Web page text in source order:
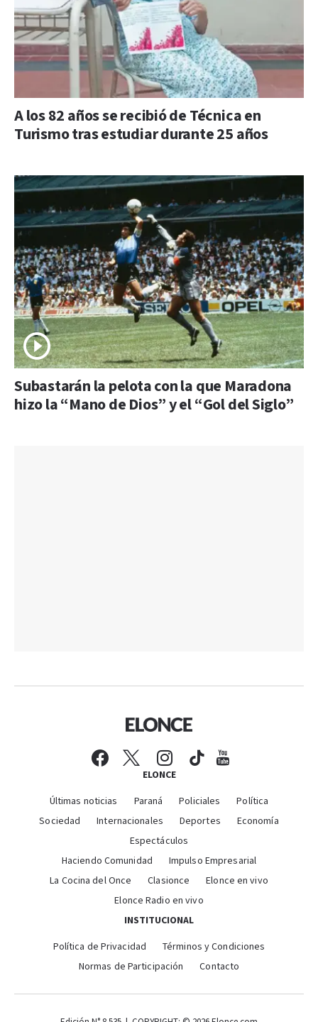
A los 82 años se recibió de Técnica en
Turismo tras estudiar durante 25 años
Subastarán la pelota con la que Maradona
hizo la “Mano de Dios” y el “Gol del Siglo”
ELONCE
Últimas noticias Paraná Policiales
Política
Sociedad
Internacionales Deportes
Economía
Espectáculos
Haciendo Comunidad
Impulso Empresarial
La Cocina del Once
Clasionce
Elonce en vivo
Elonce Radio en vivo
INSTITUCIONAL
Política de Privacidad
Términos y Condiciones
Normas de Participación
Contacto